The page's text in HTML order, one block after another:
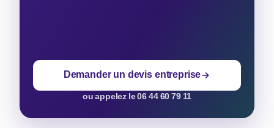
Demander un devis entreprise
ou appelez le 06 44 60 79 11